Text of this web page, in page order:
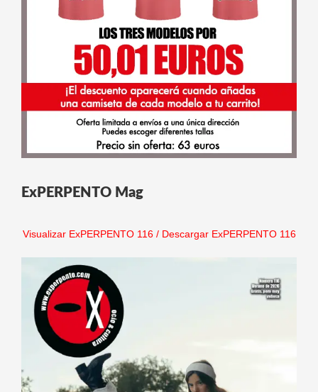
ExPERPENTO Mag
Visualizar ExPERPENTO 116/ Descargar ExPERPENTO 116